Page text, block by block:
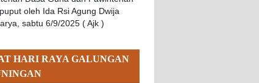
oleh Ida Rsi Agung Dwija
sabtu 6/9/2025 ( Ajk )
HARI RAYA GALUNGAN